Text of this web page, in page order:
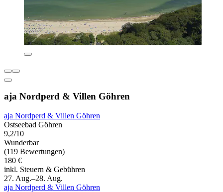
aja Nordperd & Villen Göhren
aja Nordperd & Villen Göhren
Ostseebad Göhren
9,2/10
Wunderbar
(119 Bewertungen)
180 €
inkl. Steuern & Gebühren
27. Aug.–28. Aug.
aja Nordperd & Villen Göhren